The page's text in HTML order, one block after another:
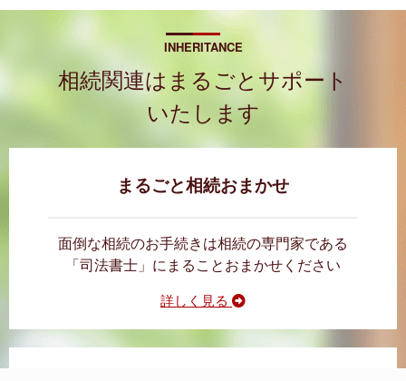
INHERITANCE
相続関連はまるごとサポート
いたします
まるごと相続おまかせ
面倒な相続のお手続きは相続の専門家である
「司法書士」にまることおまかせください
詳しく見る